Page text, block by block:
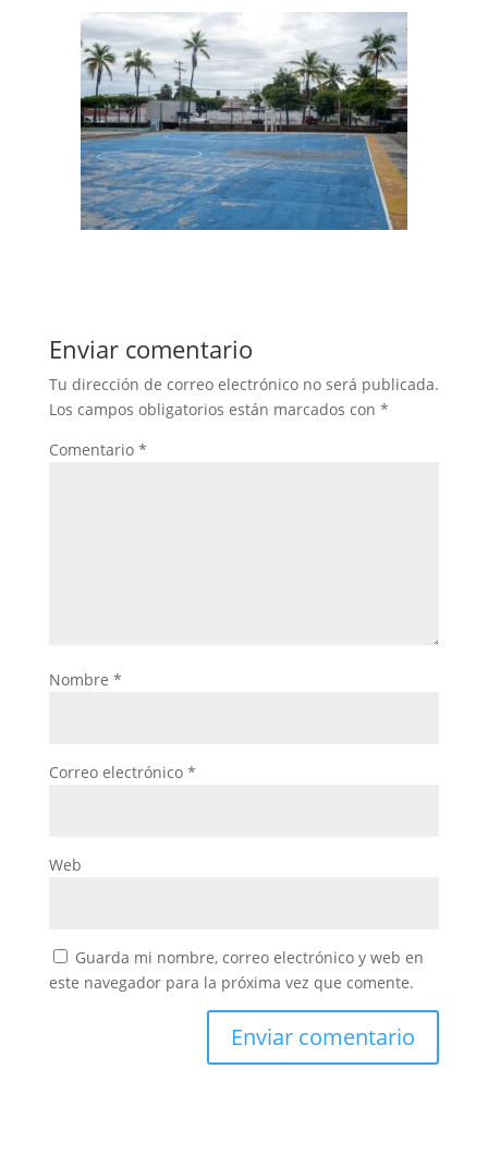
Enviar comentario
Tu dirección de correo electrónico no será publicada.
Los campos obligatorios están marcados con *
Comentario *
Nombre *
Correo electrónico *
Web
Guarda mi nombre, correo electrónico y web en
este navegador para la próxima vez que comente.